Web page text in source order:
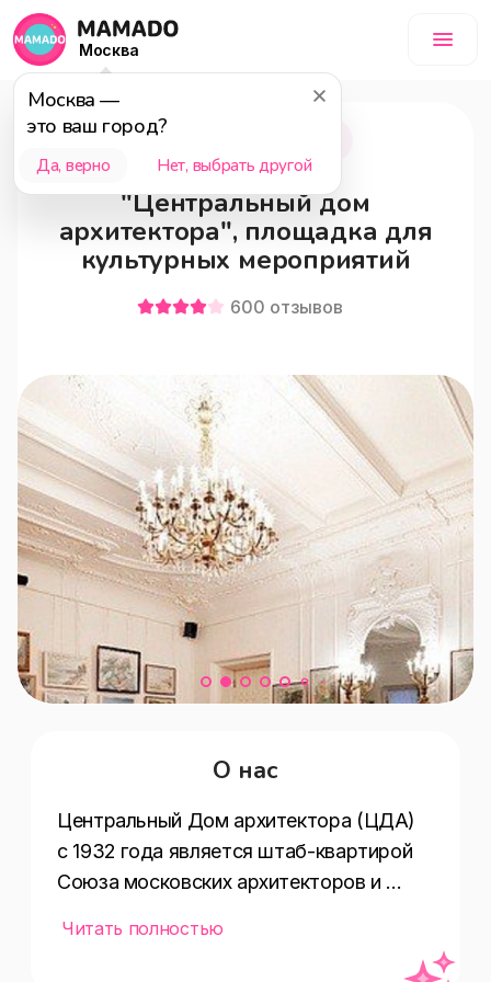
Москва
Москва —
это ваш город?
Да, верно Нет, выбрать другой
Москва
"Центральный дом
архитектора", площадка для
культурных мероприятий
600 отзывов
О нас
Центральный Дом архитектора (ЦДА)
с 1932 года является штаб-квартирой
Союза московских архитекторов и
Читать полностью